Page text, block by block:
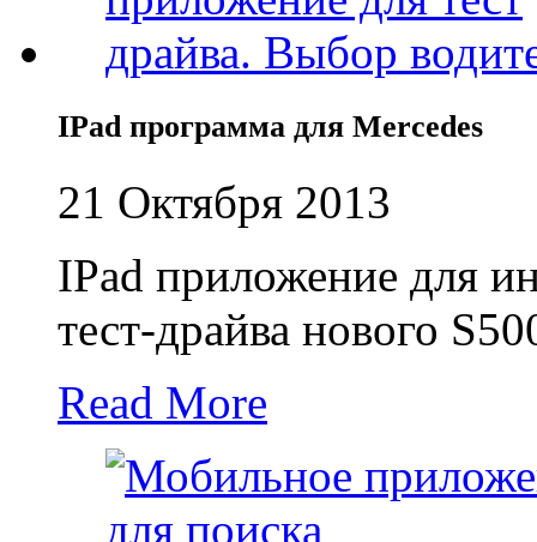
IPad программа для Mercedes
21 Октября 2013
IPad приложение для
тест-драйва нового
Read More